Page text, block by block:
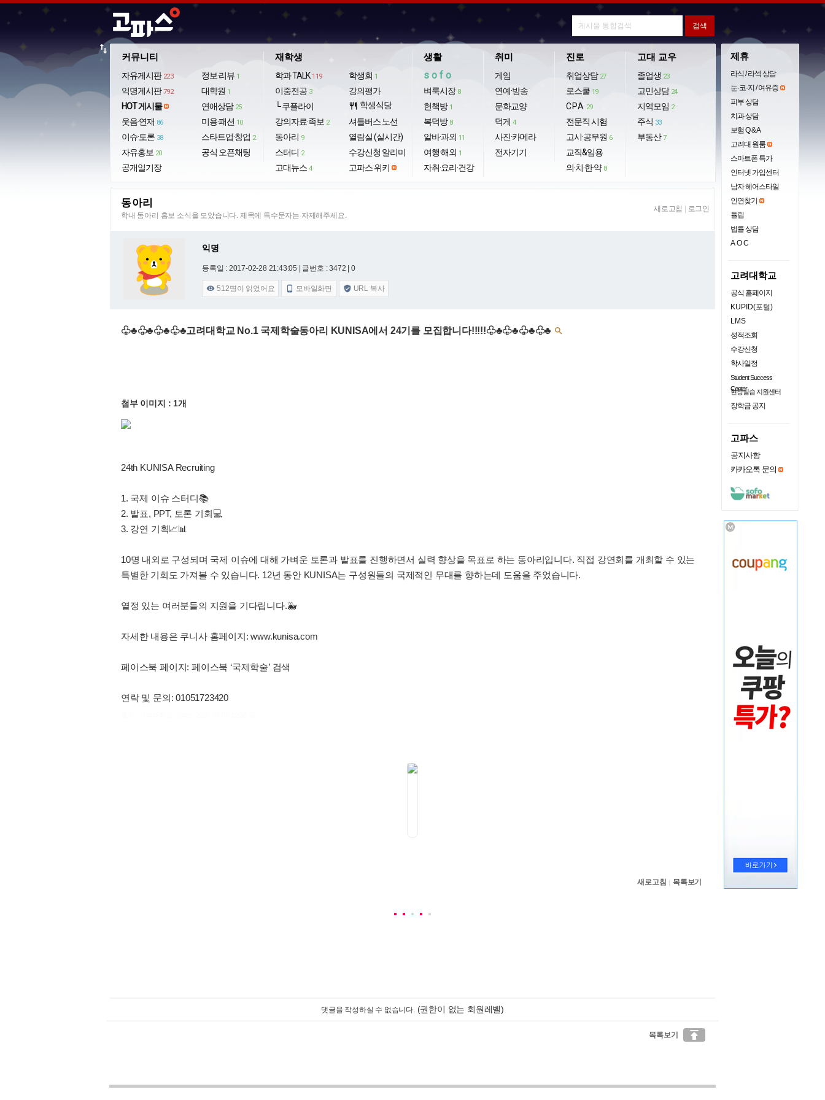
커뮤니티
자유게시판 223
익명게시판 792
HOT 게시물
웃음·연재 86
이슈·토론 38
자유홍보 20
공개일기장
정보·리뷰 1
대학원 1
연애상담 25
미용·패션 10
스타트업·창업 2
공식 오픈채팅
재학생
학과 TALK 119
이중전공 3
└ 쿠플라이
강의자료·족보 2
동아리 9
스터디 2
고대뉴스 4
학생회 1
강의평가
restaurant 학생식당
셔틀버스 노선
열람실 (실시간)
수강신청 알리미
고파스 위키
생활
sofo
벼룩시장 8
헌책방 1
복덕방 8
알바·과외 11
여행·해외 1
자취·요리·건강
취미
게임
연예·방송
문화교양
덕게 4
사진·카메라
전자기기
진로
취업상담 27
로스쿨 19
CPA 29
전문직 시험
고시·공무원 6
교직&임용
의·치·한·약 8
고대 교우
졸업생 23
고민상담 24
지역모임 2
주식 33
부동산 7
import_export
동아리
학내 동아리 홍보 소식을 모았습니다. 제목에 특수문자는 자제해주세요.
새로고침 로그인
익명
등록일 : 2017-02-28 21:43:05 | 글번호 : 3472 | 0
 512명이 읽었어요  모바일화면  URL 복사
♧♣♧♣♧♣♧♣고려대학교 No.1 국제학술동아리 KUNISA에서 24기를 모집합니다!!!!!♧♣♧♣♧♣♧♣ 
첨부 이미지 : 1개
24th KUNISA Recruiting
1. 국제 이슈 스터디📚
2. 발표, PPT, 토론 기회💻
3. 강연 기획📈📊
10명 내외로 구성되며 국제 이슈에 대해 가벼운 토론과 발표를 진행하면서 실력 향상을 목표로 하는 동아리입니다. 직접 강연회를 개최할 수 있는
특별한 기회도 가져볼 수 있습니다. 12년 동안 KUNISA는 구성원들의 국제적인 무대를 향하는데 도움을 주었습니다.
열정 있는 여러분들의 지원을 기다립니다.🐳
자세한 내용은 쿠니사 홈페이지: www.kunisa.com
페이스북 페이지: 페이스북 ‘국제학술’ 검색
연락 및 문의: 01051723420
새로고침 | 목록보기
댓글을 작성하실 수 없습니다. (권한이 없는 회원레벨)
목록보기 
제휴
라식 / 라섹 상담
눈·코·지 / 여유증
피부 상담
치과 상담
보험 Q & A
고려대 원룸
스마트폰 특가
인터넷 가입센터
남자 헤어스타일
인연찾기
튤립
법률 상담
AOC
고려대학교
공식 홈페이지
KUPID(포털)
LMS
성적조회
수강신청
학사일정
Student Success
Center
현장실습 지원센터
장학금 공지
고파스
공지사항
카카오톡 문의